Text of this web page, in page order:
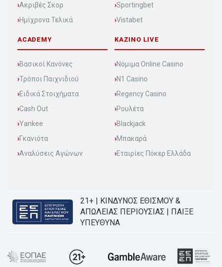
Ακριβές Σκορ
Ημίχρονα Τελικά
Sportingbet
Vistabet
ACADEMY
Βασικοί Κανόνες
Τρόποι Παιχνιδιού
Ειδικά Στοιχήματα
Cash Out
Yankee
Γκανιότα
Αναλύσεις Αγώνων
KAZINO LIVE
Νόμιμα Online Casino
N1 Casino
Regency Casino
Ρουλέτα
Blackjack
Μπακαρά
Εταιρίες Πόκερ Ελλάδα
21+ | ΚΙΝΔΥΝΟΣ ΕΘΙΣΜΟΥ &
ΑΠΩΛΕΙΑΣ ΠΕΡΙΟΥΣΙΑΣ | ΠΑΙΞΕ
ΥΠΕΥΘΥΝΑ